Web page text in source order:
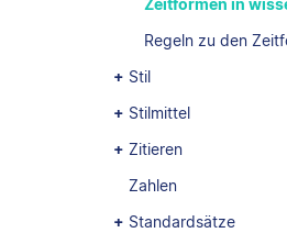
Zeitformen in
Regeln zu den
Stil
Stilmittel
Zitieren
Zahlen
Standardsätze